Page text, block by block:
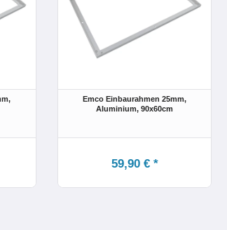
Emco Einbaurahmen 25mm,
Aluminium, 90x60cm
59,90 € *